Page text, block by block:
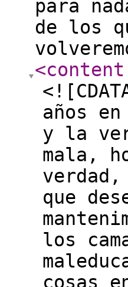
para
de los
años
y la
mala,
que
los
cosas